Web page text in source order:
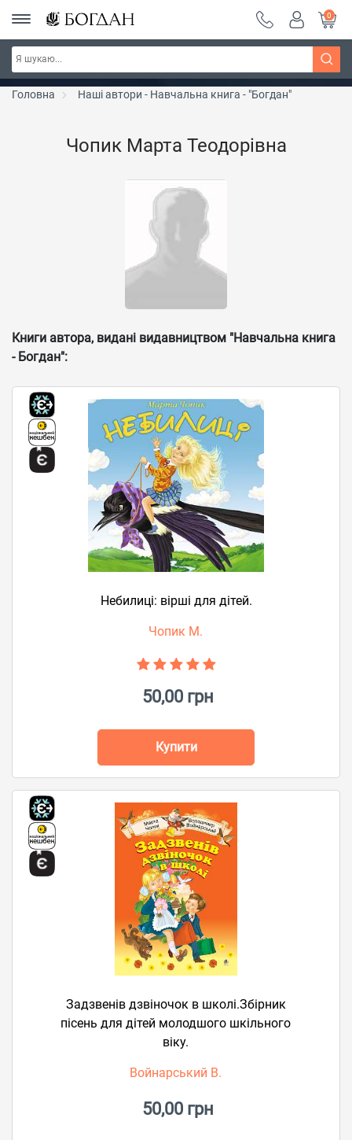
РОЗПРОДАЖ ~ 150 грн ~ 200 грн ~ 250 грн ~
300 грн ~ РОЗПРОДАЖ
Дізнатись більше
0
Головна Наші автори - Навчальна книга - "Богдан"
Чопик Марта Теодорівна
Книги автора, видані видавництвом "Навчальна книга
- Богдан":
Небилиці: вірші для дітей.
Чопик М.
50,00 грн
Купити
Задзвенів дзвіночок в школі.Збірник
пісень для дітей молодшого шкільного
віку.
Войнарський В.
50,00 грн